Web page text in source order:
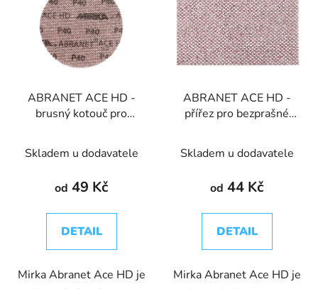
ABRANET ACE HD -
brusný kotouč pro
125mm
Skladem u dodavatele
od 49 Kč
DETAIL
Mirka Abranet Ace HD je
ABRANET ACE HD -
přířez pro bezprašné
Skladem u dodavatele
od 44 Kč
DETAIL
Mirka Abranet Ace HD je